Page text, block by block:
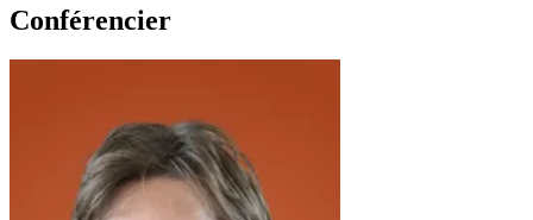
Conférencier